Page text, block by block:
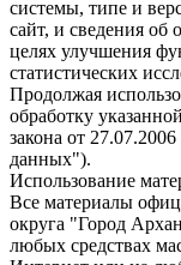
системы, типе и
сайт, и сведения об
целях улучшения
статистических
Продолжая
обработку
закона от
данных").
Использование
Все материалы
округа "Город
любых средствах